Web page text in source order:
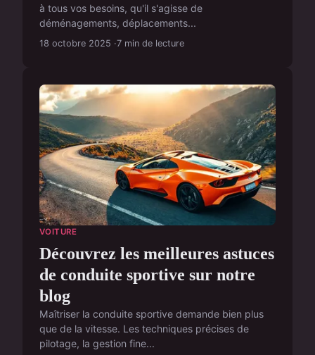
à tous vos besoins, qu'il s'agisse de
déménagements, déplacements...
18 octobre 2025 7 min de lecture
VOITURE
Découvrez les meilleures astuces
de conduite sportive sur notre
blog
Maîtriser la conduite sportive demande bien plus
que de la vitesse. Les techniques précises de
pilotage, la gestion fine...